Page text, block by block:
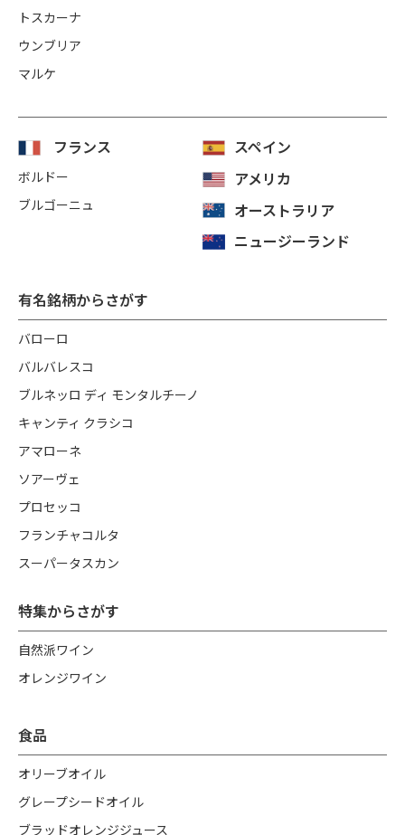
トスカーナ
ウンブリア
マルケ
フランス
ボルドー
ブルゴーニュ
スペイン
アメリカ
オーストラリア
ニュージーランド
有名銘柄からさがす
バローロ
バルバレスコ
ブルネッロ ディ モンタルチーノ
キャンティ クラシコ
アマローネ
ソアーヴェ
プロセッコ
フランチャコルタ
スーパータスカン
特集からさがす
自然派ワイン
オレンジワイン
食品
オリーブオイル
グレープシードオイル
ブラッドオレンジジュース